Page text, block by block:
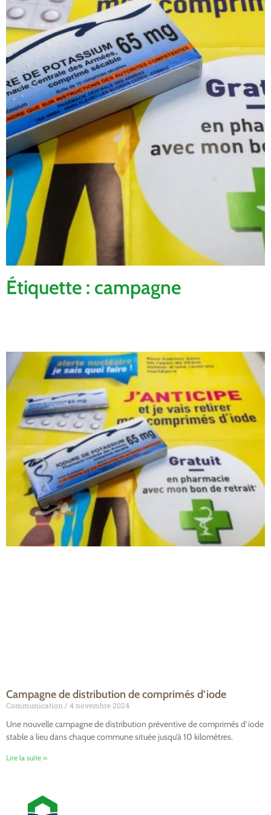
Étiquette : campagne
Campagne de distribution de comprimés d’iode
Communication 4 novembre 2024
Une nouvelle campagne de distribution préventive de comprimés d’iode
stable a lieu dans chaque commune située jusqu’à 10 kilomètres.
Lire la suite »